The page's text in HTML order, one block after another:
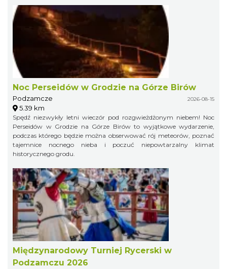
Noc Perseidów w Grodzie na Górze Birów
Podzamcze 2026-08-15
5.39 km
Spędź niezwykły letni wieczór pod rozgwieżdżonym niebem! Noc
Perseidów w Grodzie na Górze Birów to wyjątkowe wydarzenie,
podczas którego będzie można obserwować rój meteorów, poznać
tajemnice nocnego nieba i poczuć niepowtarzalny klimat
historycznego grodu.
Międzynarodowy Turniej Rycerski w
Podzamczu 2026